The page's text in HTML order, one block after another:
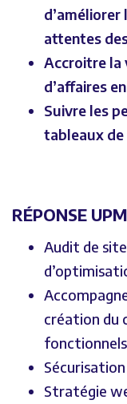
attentes
Accroitre la
d’affaires
Suivre les
tableaux de
RÉPONSE
Audit de
création du
Stratégie